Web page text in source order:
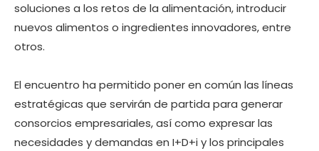
soluciones a los retos de la alimentación, introducir
nuevos alimentos o ingredientes innovadores, entre
otros.
El encuentro ha permitido poner en común las líneas
estratégicas que servirán de partida para generar
consorcios empresariales, así como expresar las
necesidades y demandas en I+D+i y los principales